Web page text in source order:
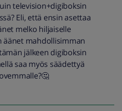
television+digiboksin
Eli, että ensin asettaa
melko hiljaiselle
mahdollisimman
jälkeen digiboksin
saa myös säädettyä